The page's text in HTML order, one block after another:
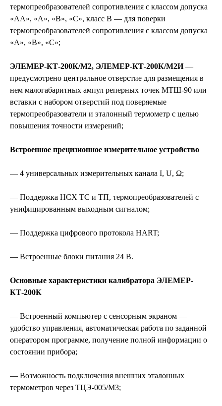
термопреобразователей сопротивления с классом допуска
«АА», «А», «В», «С», класс В — для поверки
термопреобразователей сопротивления с классом допуска
«А», «В», «С»;
ЭЛЕМЕР-КТ-200К/М2, ЭЛЕМЕР-КТ-200К/М2И—
предусмотрено центральное отверстие для размещения в
нем малогабаритных ампул реперных точек МТШ-90 или
вставки с набором отверстий под поверяемые
термопреобразователи и эталонный термометр с целью
повышения точности измерений;
Встроенное прецизионное измерительное устройство
— 4 универсальных измерительных канала I, U, Ω;
— Поддержка НСХ ТС и ТП, термопреобразователей с
унифицированным выходным сигналом;
— Поддержка цифрового протокола HART;
— Встроенные блоки питания 24 В.
Основные характеристики калибратора ЭЛЕМЕР-
КТ-200К
— Встроенный компьютер с сенсорным экраном —
удобство управления, автоматическая работа по заданной
оператором программе, получение полной информации о
состоянии прибора;
— Возможность подключения внешних эталонных
термометров через ТЦЭ-005/М3;